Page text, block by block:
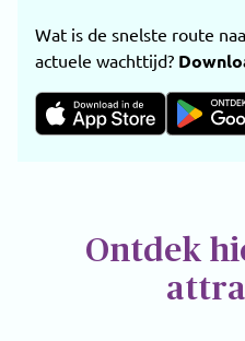
Wat is de snelste route
actuele wachttijd?
Ontdek